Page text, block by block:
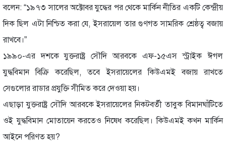
বলেন: “১৯৭৩ সালের অক্টোবর যুদ্ধের পর থেকে মার্কিন নীতির একটি কেন্দ্রীয়
দিক ছিল এটা নিশ্চিত করা যে, ইসরায়েল তার গুণগত সামরিক শ্রেষ্ঠত্ব বজায়
রাখবে।”
১৯৯০-এর দশকে যুক্তরাষ্ট্র সৌদি আরবকে এফ-১৫এস স্ট্রাইক ঈগল
যুদ্ধবিমান বিক্রি করেছিল, তবে ইসরায়েলের কিউএমই বজায় রাখতে
সেগুলোর রাডার প্রযুক্তি সীমিত করে দেওয়া হয়।
এছাড়া যুক্তরাষ্ট্র সৌদি আরবকে ইসরায়েলের নিকটবর্তী তাবুক বিমানঘাঁটিতে
ওই যুদ্ধবিমান মোতায়েন করতেও নিষেধ করেছিল। কিউএমই কখন মার্কিন
আইনে পরিণত হয়?